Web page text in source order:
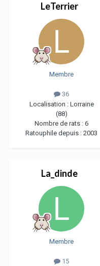
LeTerrier
Membre
36
Localisation : Lorraine
(88)
Nombre de rats : 6
Ratouphile depuis : 2003
La_dinde
Membre
15